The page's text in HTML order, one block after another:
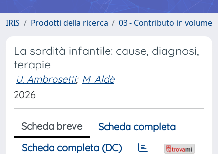
IRIS Prodotti della ricerca 03 - Contributo in volume
La sordità infantile: cause, diagnosi,
terapie
U. Ambrosetti; M. Aldè
2026
Scheda breve
Scheda completa
Scheda completa (DC)